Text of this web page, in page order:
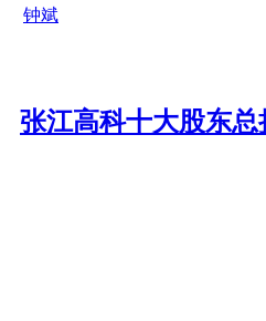
钟斌
张江高科十大股东